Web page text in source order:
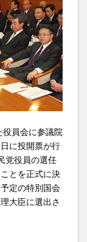
役員会に参議院
に投開票が行
党役員の選任
とを正式に決
定の特別国会
大臣に選出さ